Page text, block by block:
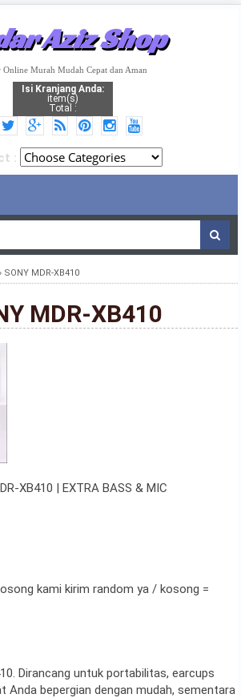
Aziz Shop
Online Murah Mudah Cepat dan Aman
Isi Kranjang Anda:
item(s)
Total :
:
SONY MDR-XB410
MDR-XB410
XB410 | EXTRA BASS & MIC
kami kirim random ya / kosong =
Dirancang untuk portabilitas, earcups
Anda bepergian dengan mudah, sementara